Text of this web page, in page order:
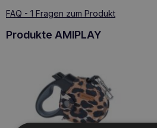
FAQ - 1 Fragen zum Produkt
Produkte AMIPLAY